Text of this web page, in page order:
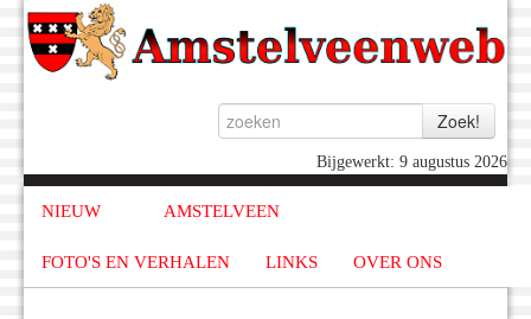
Bijgewerkt: 9 augustus 2026
NIEUW AMSTELVEEN
FOTO'S EN VERHALEN LINKS OVER ONS